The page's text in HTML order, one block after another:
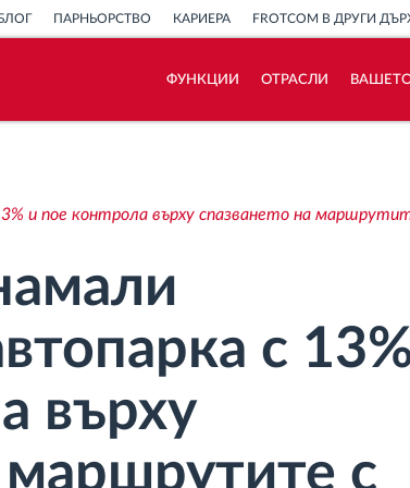
ПАРНЬОРСТВО КАРИЕРА FROTCOM В ДРУГИ
ФУНКЦИИ ОТРАСЛИ
Калкулатор за спестявания
и пое контрола върху спазването на
с
върху
маршрутите с